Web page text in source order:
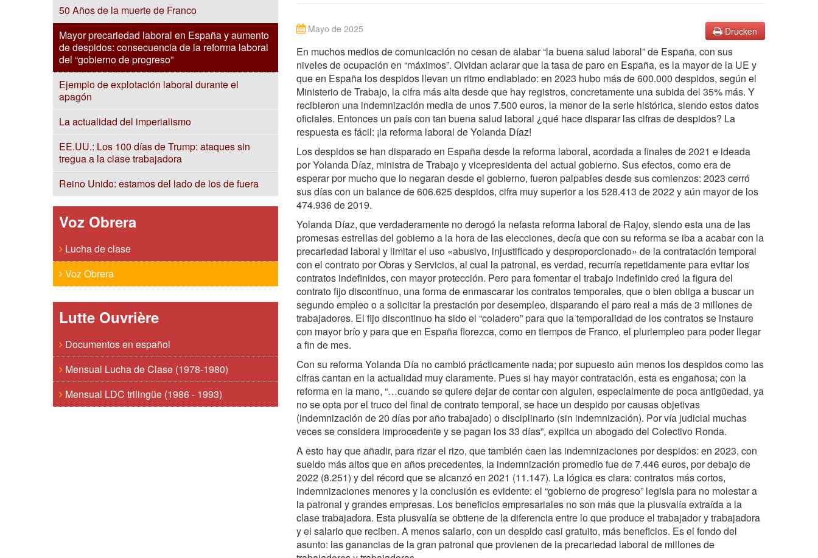
50 Años de la muerte de Franco
Mayor precariedad laboral en España y aumento
de despidos: consecuencia de la reforma laboral
del “gobierno de progreso”
Ejemplo de explotación laboral durante el
apagón
La actualidad del imperialismo
EE.UU.: Los 100 días de Trump: ataques sin
tregua a la clase trabajadora
Reino Unido: estamos del lado de los de fuera
Voz Obrera
Lucha de clase
Voz Obrera
Lutte Ouvrière
Documentos en español
Mensual Lucha de Clase (1978-1980)
Mensual LDC trilingüe (1986 - 1993)
Drucken
Mayo de 2025
En muchos medios de comunicación no cesan de alabar “la buena salud laboral” de España, con sus
niveles de ocupación en “máximos”. Olvidan aclarar que la tasa de paro en España, es la mayor de la UE y
que en España los despidos llevan un ritmo endiablado: en 2023 hubo más de 600.000 despidos, según el
Ministerio de Trabajo, la cifra más alta desde que hay registros, concretamente una subida del 35% más. Y
recibieron una indemnización media de unos 7.500 euros, la menor de la serie histórica, siendo estos datos
oficiales. Entonces un país con tan buena salud laboral ¿qué hace disparar las cifras de despidos? La
respuesta es fácil: ¡la reforma laboral de Yolanda Díaz!
Los despidos se han disparado en España desde la reforma laboral, acordada a finales de 2021 e ideada
por Yolanda Díaz, ministra de Trabajo y vicepresidenta del actual gobierno. Sus efectos, como era de
esperar por mucho que lo negaran desde el gobierno, fueron palpables desde sus comienzos: 2023 cerró
sus días con un balance de 606.625 despidos, cifra muy superior a los 528.413 de 2022 y aún mayor de los
474.936 de 2019.
Yolanda Díaz, que verdaderamente no derogó la nefasta reforma laboral de Rajoy, siendo esta una de las
promesas estrellas del gobierno a la hora de las elecciones, decía que con su reforma se iba a acabar con la
precariedad laboral y limitar el uso «abusivo, injustificado y desproporcionado» de la contratación temporal
con el contrato por Obras y Servicios, al cual la patronal, es verdad, recurría repetidamente para evitar los
contratos indefinidos, con mayor protección. Pero para fomentar el trabajo indefinido creó la figura del
contrato fijo discontinuo, una forma de enmascarar los contratos temporales, que o bien obliga a buscar un
segundo empleo o a solicitar la prestación por desempleo, disparando el paro real a más de 3 millones de
trabajadores. El fijo discontinuo ha sido el “coladero” para que la temporalidad de los contratos se instaure
con mayor brío y para que en España florezca, como en tiempos de Franco, el pluriempleo para poder llegar
a fin de mes.
Con su reforma Yolanda Día no cambió prácticamente nada; por supuesto aún menos los despidos como las
cifras cantan en la actualidad muy claramente. Pues si hay mayor contratación, esta es engañosa; con la
reforma en la mano, “…cuando se quiere dejar de contar con alguien, especialmente de poca antigüedad, ya
no se opta por el truco del final de contrato temporal, se hace un despido por causas objetivas
(indemnización de 20 días por año trabajado) o disciplinario (sin indemnización). Por vía judicial muchas
veces se considera improcedente y se pagan los 33 días”, explica un abogado del Colectivo Ronda.
A esto hay que añadir, para rizar el rizo, que también caen las indemnizaciones por despidos: en 2023, con
sueldo más altos que en años precedentes, la indemnización promedio fue de 7.446 euros, por debajo de
2022 (8.251) y del récord que se alcanzó en 2021 (11.147). La lógica es clara: contratos más cortos,
indemnizaciones menores y la conclusión es evidente: el “gobierno de progreso” legisla para no molestar a
la patronal y grandes empresas. Los beneficios empresariales no son más que la plusvalía extraída a la
clase trabajadora. Esta plusvalía se obtiene de la diferencia entre lo que produce el trabajador y trabajadora
y el salario que reciben. A menos salario, con un despido casi gratuito, más beneficios. Es el fondo del
asunto: las ganancias de la gran patronal que provienen de la precariedad laboral de millones de